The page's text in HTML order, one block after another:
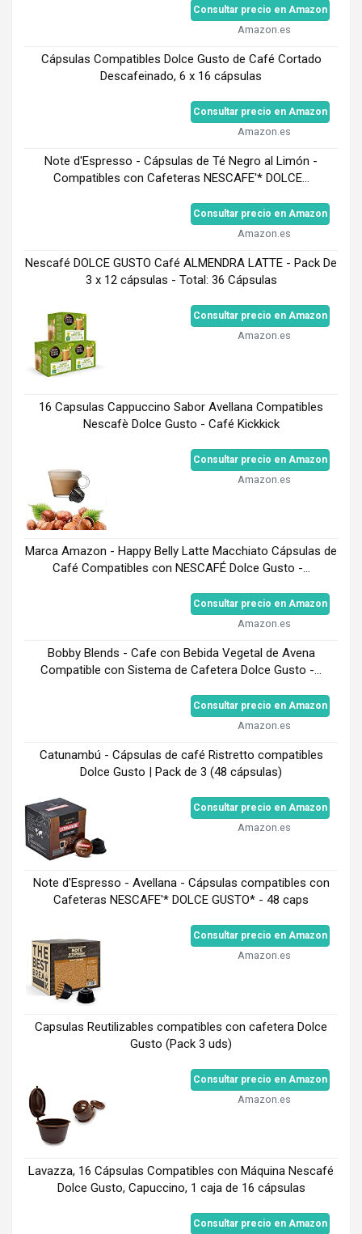
Consultar precio en Amazon
Amazon.es
Cápsulas Compatibles Dolce Gusto de Café Cortado
Descafeinado, 6 x 16 cápsulas
Consultar precio en Amazon
Amazon.es
Note d'Espresso - Cápsulas de Té Negro al Limón -
Compatibles con Cafeteras NESCAFE'* DOLCE...
Consultar precio en Amazon
Amazon.es
Nescafé DOLCE GUSTO Café ALMENDRA LATTE - Pack De
3 x 12 cápsulas - Total: 36 Cápsulas
Consultar precio en Amazon
Amazon.es
16 Capsulas Cappuccino Sabor Avellana Compatibles
Nescafè Dolce Gusto - Café Kickkick
Consultar precio en Amazon
Amazon.es
Marca Amazon - Happy Belly Latte Macchiato Cápsulas de
Café Compatibles con NESCAFÉ Dolce Gusto -...
Consultar precio en Amazon
Amazon.es
Bobby Blends - Cafe con Bebida Vegetal de Avena
Compatible con Sistema de Cafetera Dolce Gusto -...
Consultar precio en Amazon
Amazon.es
Catunambú - Cápsulas de café Ristretto compatibles
Dolce Gusto | Pack de 3 (48 cápsulas)
Consultar precio en Amazon
Amazon.es
Note d'Espresso - Avellana - Cápsulas compatibles con
Cafeteras NESCAFE'* DOLCE GUSTO* - 48 caps
Consultar precio en Amazon
Amazon.es
Capsulas Reutilizables compatibles con cafetera Dolce
Gusto (Pack 3 uds)
Consultar precio en Amazon
Amazon.es
Lavazza, 16 Cápsulas Compatibles con Máquina Nescafé
Dolce Gusto, Capuccino, 1 caja de 16 cápsulas
Consultar precio en Amazon